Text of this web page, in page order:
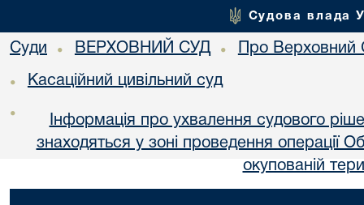
Судова влада
Суди • ВЕРХОВНИЙ СУД • Про Верховний
• Касаційний цивільний суд
•
Інформація про ухвалення судового
знаходяться у зоні проведення операції
окупованій